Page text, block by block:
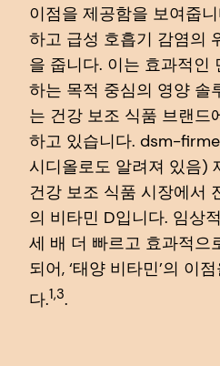
이점을 제공함을 보여줍
하고 급성 호흡기 감염의
을 줍니다. 이는 효과적인
하는 목적 중심의 영양 솔
는 건강 보조 식품 브랜드
하고 있습니다. dsm-
시디올로도 알려져 있음
건강 보조 식품 시장에서
의 비타민 D입니다. 임상
세 배 더 빠르고 효과적으
되어, ‘태양 비타민’의 이
다.1,3.